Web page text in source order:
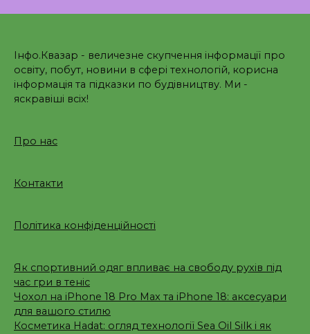
Інфо.Квазар - величезне скупчення інформації про
освіту, побут, новини в сфері технологій, корисна
інформація та підказки по будівництву. Ми -
яскравіші всіх!
Про нас
Контакти
Політика конфіденційності
Як спортивний одяг впливає на свободу рухів під
час гри в теніс
Чохол на iPhone 18 Pro Max та iPhone 18: аксесуари
для вашого стилю
Косметика Hadat: огляд технології Sea Oil Silk і як